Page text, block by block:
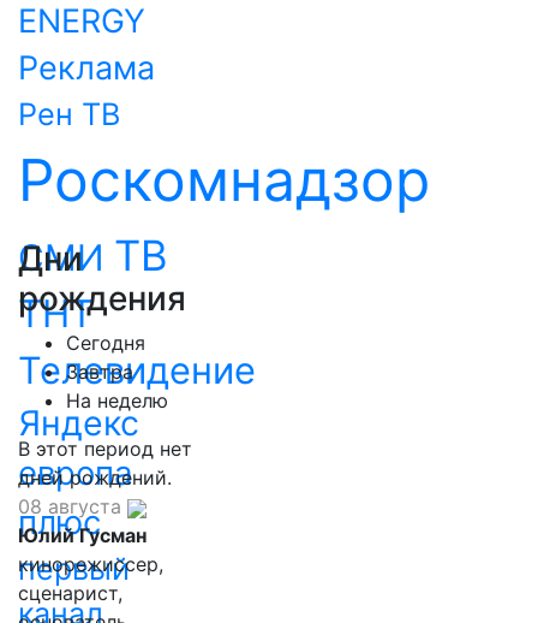
ENERGY
Реклама
Рен ТВ
Роскомнадзор
СМИ ТВ
ТНТ
Телевидение
Яндекс
европа
плюс
первый
канал
Дни
рождения
Сегодня
Завтра
На неделю
В этот период нет
дней рождений.
08 августа
Юлий Гусман
кинорежиссер,
сценарист,